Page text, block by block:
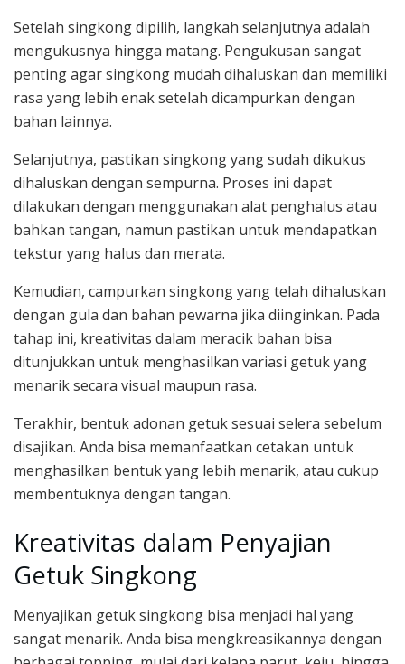
Setelah singkong dipilih, langkah selanjutnya adalah
mengukusnya hingga matang. Pengukusan sangat
penting agar singkong mudah dihaluskan dan memiliki
rasa yang lebih enak setelah dicampurkan dengan
bahan lainnya.
Selanjutnya, pastikan singkong yang sudah dikukus
dihaluskan dengan sempurna. Proses ini dapat
dilakukan dengan menggunakan alat penghalus atau
bahkan tangan, namun pastikan untuk mendapatkan
tekstur yang halus dan merata.
Kemudian, campurkan singkong yang telah dihaluskan
dengan gula dan bahan pewarna jika diinginkan. Pada
tahap ini, kreativitas dalam meracik bahan bisa
ditunjukkan untuk menghasilkan variasi getuk yang
menarik secara visual maupun rasa.
Terakhir, bentuk adonan getuk sesuai selera sebelum
disajikan. Anda bisa memanfaatkan cetakan untuk
menghasilkan bentuk yang lebih menarik, atau cukup
membentuknya dengan tangan.
Kreativitas dalam Penyajian
Getuk Singkong
Menyajikan getuk singkong bisa menjadi hal yang
sangat menarik. Anda bisa mengkreasikannya dengan